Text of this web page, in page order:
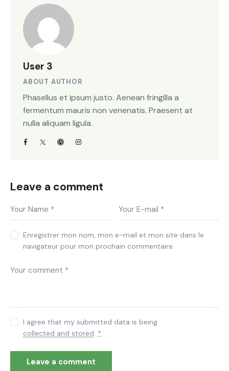
User 3
ABOUT AUTHOR
Phasellus et ipsum justo. Aenean fringilla a
fermentum mauris non venenatis. Praesent at
nulla aliquam ligula.
Leave a comment
Enregistrer mon nom, mon e-mail et mon site dans le
navigateur pour mon prochain commentaire.
I agree that my submitted data is being
collected and stored. *